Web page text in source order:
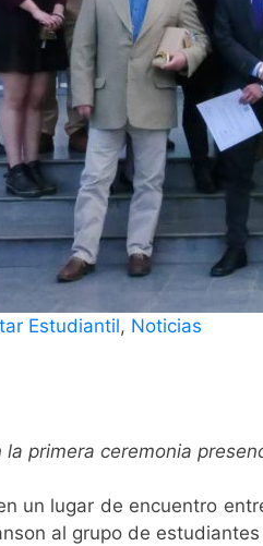
Estudiantil, Noticias
primera ceremonia
un lugar de encuentro
al grupo de